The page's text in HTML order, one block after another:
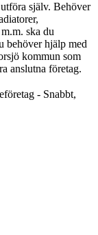
själv. Behöver
ska du
behöver hjälp med
kommun som
anslutna företag.
- Snabbt,